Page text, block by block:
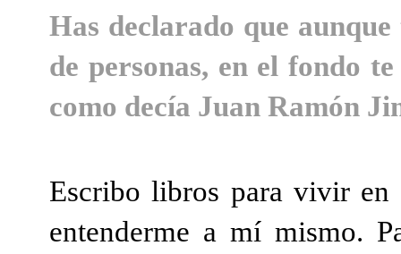
Has declarado que
de personas, en el fondo
como decía Juan Ramón
Escribo libros para vivir
entenderme a mí mismo.